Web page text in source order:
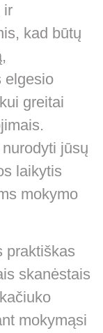
ir
kad būtų
elgesio
greitai
jūsų
laikytis
mokymo
praktiškas
skanėstais
mokymąsi